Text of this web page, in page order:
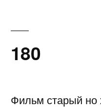
180
Фильм старый